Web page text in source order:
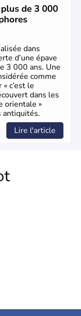
plus de 3 000
dans
d’une épave
3 000 ans. Une
comme
c’est le
dans les
orientale »
antiquités.
Lire l'article